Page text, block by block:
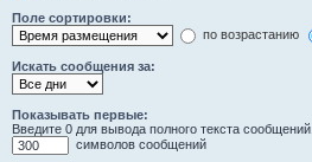
Поле сортировки:
по возрастанию
Искать сообщения за:
Показывать первые:
Введите 0 для вывода полного текста сообщений.
символов сообщений